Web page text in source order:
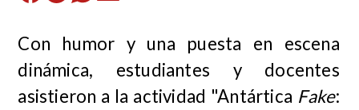
Con humor y una puesta en escena
dinámica, estudiantes y docentes
asistieron a la actividad "Antártica Fake: